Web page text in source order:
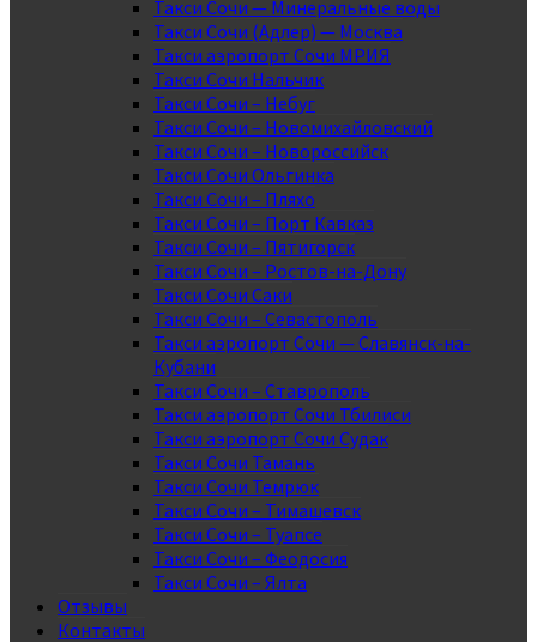
Такси Сочи — Минеральные воды
Такси Сочи (Адлер) — Москва
Такси аэропорт Сочи МРИЯ
Такси Сочи Нальчик
Такси Сочи – Небуг
Такси Сочи – Новомихайловский
Такси Сочи – Новороссийск
Такси Сочи Ольгинка
Такси Сочи – Пляхо
Такси Сочи – Порт Кавказ
Такси Сочи – Пятигорск
Такси Сочи – Ростов-на-Дону
Такси Сочи Саки
Такси Сочи – Севастополь
Такси аэропорт Сочи — Славянск-на-
Кубани
Такси Сочи – Ставрополь
Такси аэропорт Сочи Тбилиси
Такси аэропорт Сочи Судак
Такси Сочи Тамань
Такси Сочи Темрюк
Такси Сочи – Тимашевск
Такси Сочи – Туапсе
Такси Сочи – Феодосия
Такси Сочи – Ялта
Отзывы
Контакты